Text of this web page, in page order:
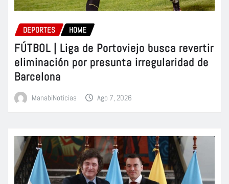
DEPORTES HOME
FÚTBOL | Liga de Portoviejo busca revertir
eliminación por presunta irregularidad de
Barcelona
ManabiNoticias Ago 7, 2026